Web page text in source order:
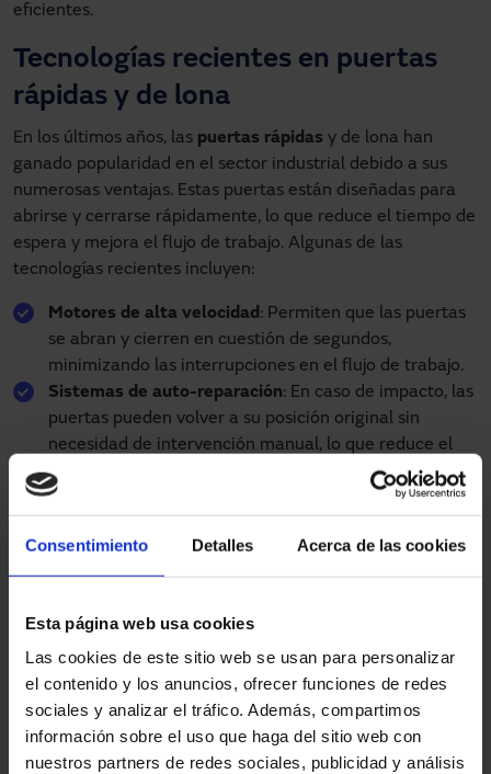
Consentimiento Detalles Acerca de las cookies
Esta página web usa cookies
Las cookies de este sitio web se usan para personalizar
el contenido y los anuncios, ofrecer funciones de redes
sociales y analizar el tráfico. Además, compartimos
información sobre el uso que haga del sitio web con
nuestros partners de redes sociales, publicidad y análisis
eficientes.
Tecnologías recientes en puertas
rápidas y de lona
En los últimos años, las puertas rápidas y de lona han
ganado popularidad en el sector industrial debido a sus
numerosas ventajas. Estas puertas están diseñadas para
abrirse y cerrarse rápidamente, lo que reduce el tiempo de
espera y mejora el flujo de trabajo. Algunas de las
tecnologías recientes incluyen:
Motores de alta velocidad : Permiten que las puertas
se abran y cierren en cuestión de segundos,
minimizando las interrupciones en el flujo de trabajo.
Sistemas de auto-reparación: En caso de impacto, las
puertas pueden volver a su posición original sin
necesidad de intervención manual, lo que reduce el
tiempo de inactividad.
Sensores avanzados
: Detectan obstáculos y ajustan el
daños.
Control remoto y automatización: Permiten gestionar
cerrarse automáticamente en momentos específicos.
Beneficios de las nuevas
tecnologías en puertas industriales
Eficiencia operativa: reducen el tiempo de espera y